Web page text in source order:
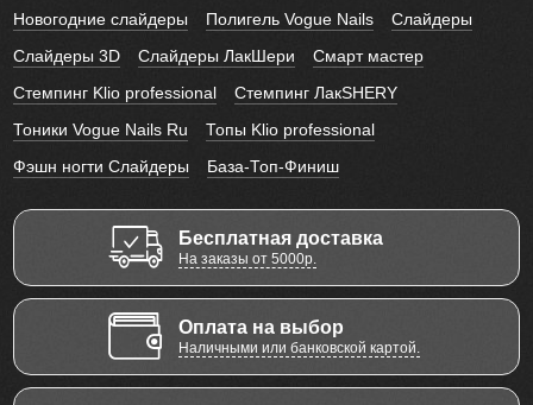
Новогодние слайдеры
Полигель Vogue Nails
Слайдеры
Слайдеры 3D
Слайдеры ЛакШери
Смарт мастер
Стемпинг Klio professional
Стемпинг ЛакSHERY
Тоники Vogue Nails Ru
Топы Klio professional
Фэшн ногти Слайдеры
База-Топ-Финиш
Бесплатная доставка
На заказы от 5000р.
Оплата на выбор
Наличными или банковской картой.